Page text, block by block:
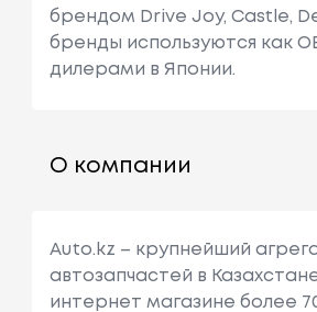
брендом Drive Joy, Castle,
бренды используются как
дилерами в Японии.
О компании
Auto.kz – крупнейший
автозапчастей в
интернет магазине более